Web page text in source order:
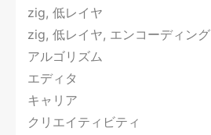
zig, 低レイヤ
zig, 低レイヤ, エンコーディング
アルゴリズム
エディタ
キャリア
クリエイティビティ